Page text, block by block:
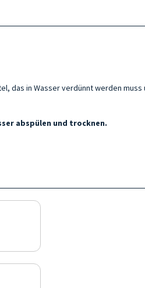
das in Wasser verdünnt werden
abspülen und trocknen.